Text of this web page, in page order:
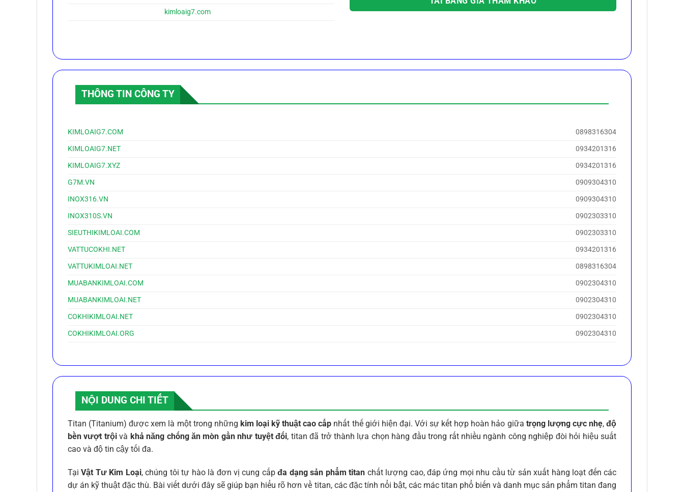
kimloaig7.com
THÔNG TIN CÔNG TY
KIMLOAIG7.COM
0898316304
KIMLOAIG7.NET
0934201316
KIMLOAIG7.XYZ
0934201316
G7M.VN
0909304310
INOX316.VN
0909304310
INOX310S.VN
0902303310
SIEUTHIKIMLOAI.COM
0902303310
VATTUCOKHI.NET
0934201316
VATTUKIMLOAI.NET
0898316304
MUABANKIMLOAI.COM
0902304310
MUABANKIMLOAI.NET
0902304310
COKHIKIMLOAI.NET
0902304310
COKHIKIMLOAI.ORG
0902304310
NỘI DUNG CHI TIẾT
Titan (Titanium) được xem là một trong những kim loại kỹ thuật cao cấp nhất thế giới hiện đại. Với sự kết hợp hoàn hảo giữa trọng lượng cực nhẹ,độ
bền vượt trộivà khả năng chống ăn mòn gần như tuyệt đối, titan đã trở thành lựa chọn hàng đầu trong rất nhiều ngành công nghiệp đòi hỏi hiệu suất
cao và độ tin cậy tối đa.
TạiVật Tư Kim Loại, chúng tôi tự hào là đơn vị cung cấpđa dạng sản phẩm titan chất lượng cao, đáp ứng mọi nhu cầu từ sản xuất hàng loạt đến các
dự án kỹ thuật đặc thù. Bài viết dưới đây sẽ giúp bạn hiểu rõ hơn về titan, các đặc tính nổi bật, các mác titan phổ biến và danh mục sản phẩm titan đang